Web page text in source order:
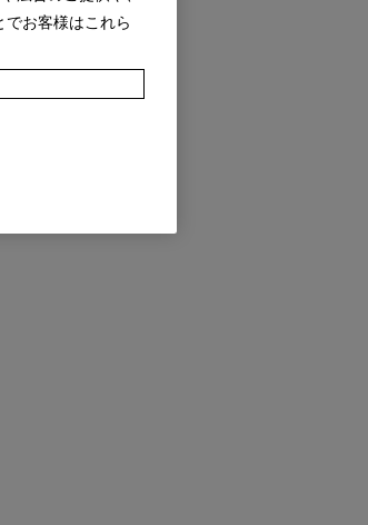
でお客様はこれら